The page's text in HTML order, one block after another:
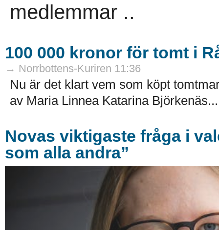
medlemmar ..
100 000 kronor för tomt i
→ Norrbottens-Kuriren 11:36
Nu är det klart vem som köpt
av Maria Linnea Katarina Björkenäs...
Novas viktigaste fråga i
som alla andra”